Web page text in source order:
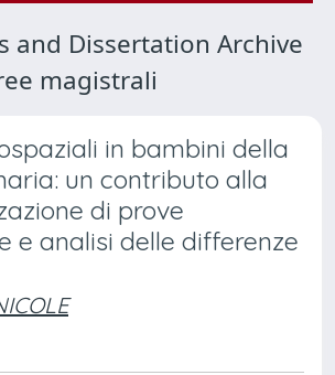
and Dissertation Archive
magistrali
in bambini della
un contributo alla
di prove
e analisi delle differenze